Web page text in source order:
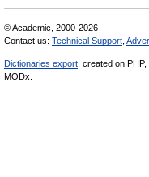
© Academic, 2000-2026
Contact us: Technical Support
Dictionaries export , created on PHP,
MODx.